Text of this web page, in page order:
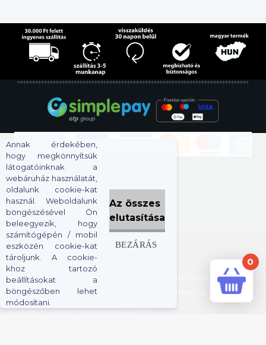
Annak érdekében,
hogy megkönnyítsük
látogatóinknak a
webáruház használatát,
oldalunk cookie-kat
használ. Weboldalunk
böngészésével Ön
beleegyezik, hogy
számítógépén / mobil
eszközén cookie-kat
tároljunk. A cookie-
khoz tartozó
beállításokat a
böngészőben lehet
módosítani.
Az összes
elutasítása
BEZÁRÁS
0
******************************************************************************
KÖVESS MINKET:
.
Kapcsolat
Cégnév: Prince Oliver Bt.
13-06-071556
Adószám:28358574-2-13
Menü
Rólunk Hogyan vásároljunk ÁSZF